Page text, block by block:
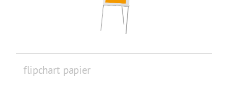
flipchart papier